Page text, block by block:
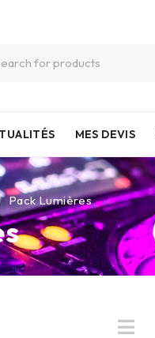
MES DEVIS
Pack Lumières